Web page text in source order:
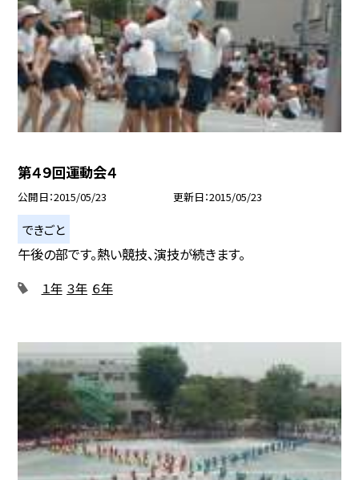
第４９回運動会４
公開日 2015/05/23 更新日 2015/05/23
できごと
午後の部です。熱い競技、演技が続きます。
１年 ３年 ６年